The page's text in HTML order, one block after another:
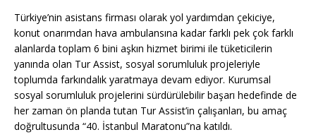
Türkiye’nin asistans firması olarak yol yardımdan çekiciye,
konut onarımdan hava ambulansına kadar farklı pek çok farklı
alanlarda toplam 6 bini aşkın hizmet birimi ile tüketicilerin
yanında olan Tur Assist, sosyal sorumluluk projeleriyle
toplumda farkındalık yaratmaya devam ediyor. Kurumsal
sosyal sorumluluk projelerini sürdürülebilir başarı hedefinde de
her zaman ön planda tutan Tur Assist’in çalışanları, bu amaç
doğrultusunda “40. İstanbul Maratonu”na katıldı.